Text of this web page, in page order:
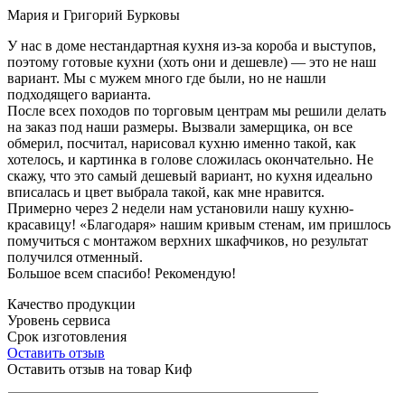
Мария и Григорий Бурковы
У нас в доме нестандартная кухня из-за короба и выступов,
поэтому готовые кухни (хоть они и дешевле) — это не наш
вариант. Мы с мужем много где были, но не нашли
подходящего варианта.
После всех походов по торговым центрам мы решили делать
на заказ под наши размеры. Вызвали замерщика, он все
обмерил, посчитал, нарисовал кухню именно такой, как
хотелось, и картинка в голове сложилась окончательно. Не
скажу, что это самый дешевый вариант, но кухня идеально
вписалась и цвет выбрала такой, как мне нравится.
Примерно через 2 недели нам установили нашу кухню-
красавицу! «Благодаря» нашим кривым стенам, им пришлось
помучиться с монтажом верхних шкафчиков, но результат
получился отменный.
Большое всем спасибо! Рекомендую!
Качество продукции
Уровень сервиса
Срок изготовления
Оставить отзыв
Оставить отзыв на товар Киф